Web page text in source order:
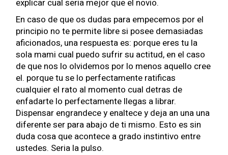
explicar cual seri­a mejor que el novio.
En caso de que os dudas para empecemos por el
principio no te permite libre si posee demasiadas
aficionados, una respuesta es: porque eres tu la
sola mami cual puedo sufrir su actitud, en el caso
de que nos lo olvidemos por lo menos aquello cree
el. porque tu se lo perfectamente ratificas
cualquier el rato al momento cual detras de
enfadarte lo perfectamente llegas a librar.
Dispensar engrandece y enaltece y deja an una una
diferente ser para abajo de ti mismo. Esto es sin
duda cosa que acontece a grado instintivo entre
ustedes. Seri­a la pulso.